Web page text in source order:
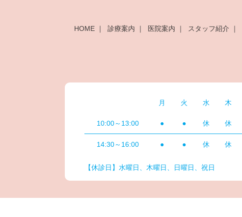
HOME 診療案内 医院案内 スタッフ紹介
月 火 水 木
10:00～13:00 ● ● 休 休
14:30～16:00 ● ● 休 休
【休診日】水曜日、木曜日、日曜日、祝日